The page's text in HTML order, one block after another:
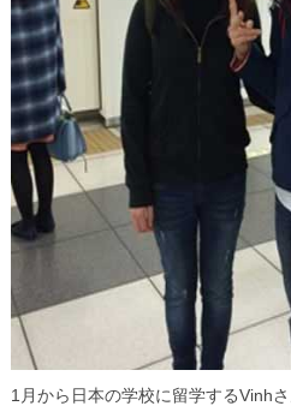
1月から日本の学校に留学するVinh